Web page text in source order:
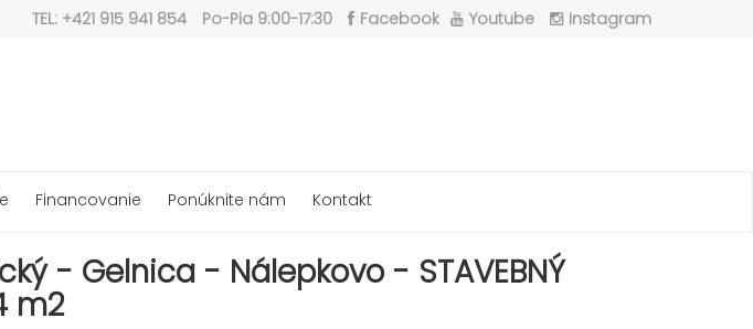
TEL: +421 915 941 854 Po-Pia 9:00-17:30 Facebook Youtube Instagram
Financovanie Ponúknite nám Kontakt
- Gelnica - Nálepkovo - STAVEBNÝ
m2